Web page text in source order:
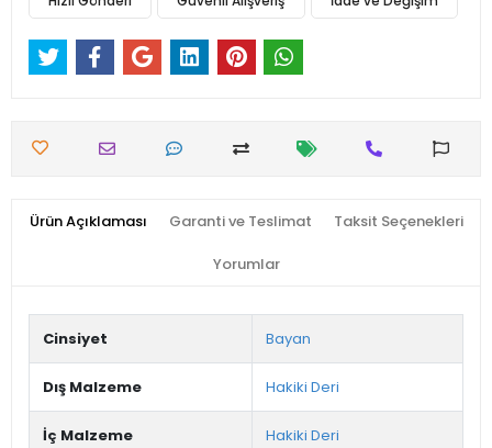
Ürün Açıklaması Garanti ve Teslimat Taksit Seçenekleri
Yorumlar
Cinsiyet Bayan
Dış Malzeme Hakiki Deri
İç Malzeme Hakiki Deri